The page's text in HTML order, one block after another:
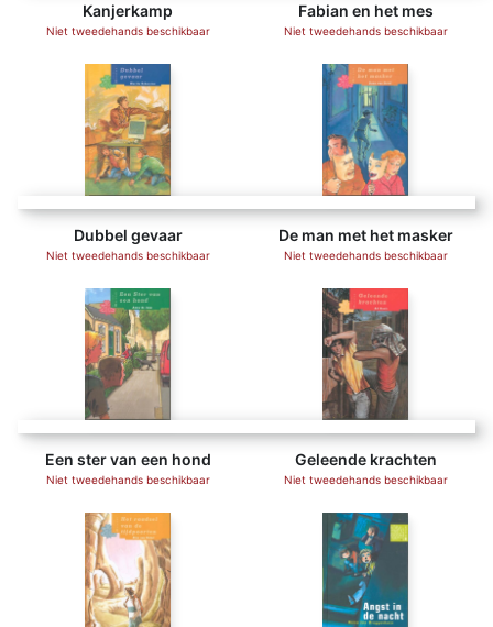
Kanjerkamp
Niet tweedehands beschikbaar
Fabian en het mes
Niet tweedehands beschikbaar
Dubbel gevaar
Niet tweedehands beschikbaar
De man met het masker
Niet tweedehands beschikbaar
Een ster van een hond
Niet tweedehands beschikbaar
Geleende krachten
Niet tweedehands beschikbaar